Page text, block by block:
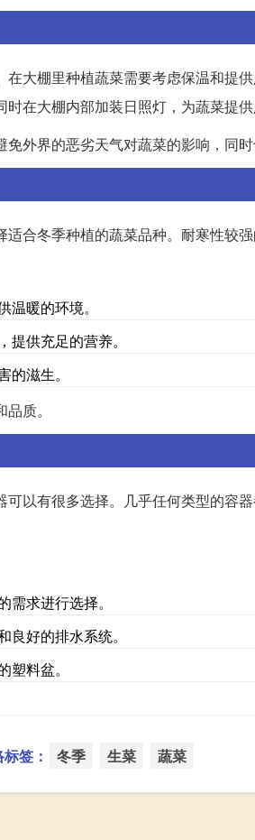
大棚里种植蔬菜需要考虑保温和提
在大棚内部加装日照灯，为蔬菜提供
外界的恶劣天气对蔬菜的影响，同时
合冬季种植的蔬菜品种。耐寒性较
暖的环境。
供充足的营养。
滋生。
质。
以有很多选择。几乎任何类型的容
求进行选择。
好的排水系统。
料盆。
签： 冬季 生菜 蔬菜